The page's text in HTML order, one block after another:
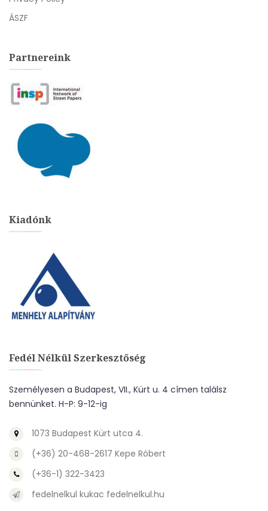
ÁSZF
Partnereink
Kiadónk
Fedél Nélkül Szerkesztőség
Személyesen a Budapest, VII., Kürt u. 4 címen találsz
bennünket. H-P: 9-12-ig
1073 Budapest Kürt utca 4.
(+36) 20-468-2617 Kepe Róbert
(+36-1) 322-3423
fedelnelkul kukac fedelnelkul.hu